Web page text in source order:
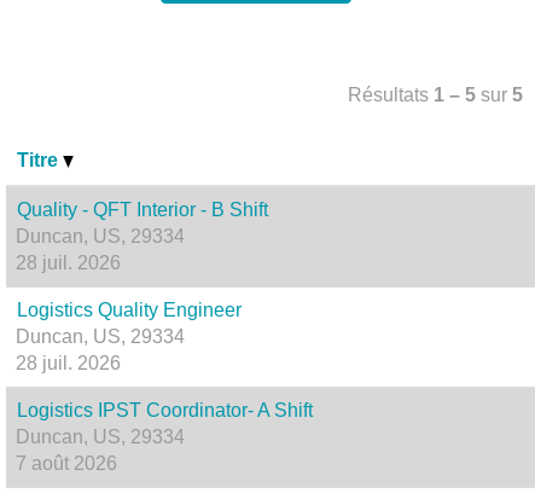
Résultats 1 – 5 sur 5
Titre
Quality - QFT Interior - B Shift
Duncan, US, 29334
28 juil. 2026
Logistics Quality Engineer
Duncan, US, 29334
28 juil. 2026
Logistics IPST Coordinator- A Shift
Duncan, US, 29334
7 août 2026